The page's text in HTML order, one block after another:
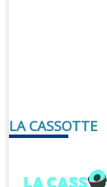
LA CASSOTTE